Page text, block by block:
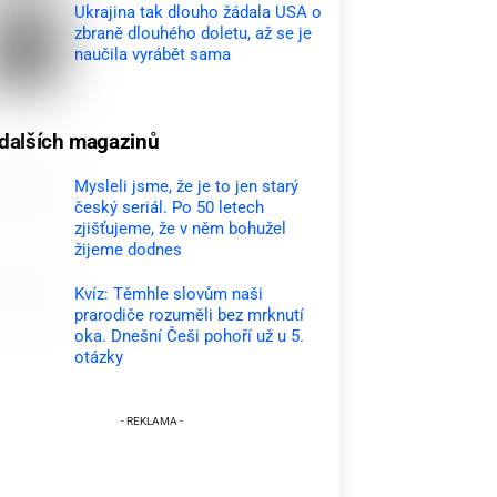
Ukrajina tak dlouho žádala USA o
zbraně dlouhého doletu, až se je
naučila vyrábět sama
magazinů
Mysleli jsme, že je to jen starý
český seriál. Po 50 letech
zjišťujeme, že v něm bohužel
žijeme dodnes
Kvíz: Těmhle slovům naši
prarodiče rozuměli bez mrknutí
oka. Dnešní Češi pohoří už u 5.
otázky